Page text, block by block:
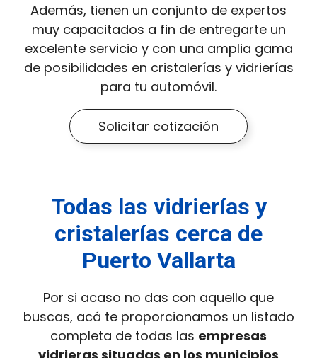
Además, tienen un conjunto de expertos
muy capacitados a fin de entregarte un
excelente servicio y con una amplia gama
de posibilidades en cristalerías y vidrierías
para tu automóvil.
Solicitar cotización
Todas las vidrierías y
cristalerías cerca de
Puerto Vallarta
Por si acaso no das con aquello que
buscas, acá te proporcionamos un listado
completa de todas las empresas